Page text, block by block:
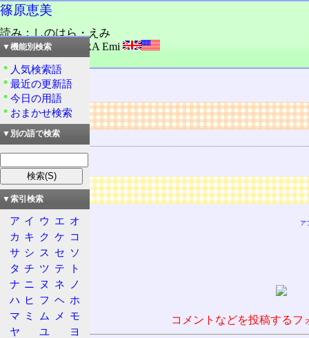
篠原恵美
読み：しのはら・えみ
外語：SHINOHARA Emi
品詞：人名
日本の女性声優
リンク
用語の所属
声優
広告
ア
コメントなどを投稿する
▼機能別検索
人気検索語
最近の更新語
今日の用語
おまかせ検索
▼別の語で検索
▼索引検索
ア イ ウ エ オ
カ キ ク ケ コ
サ シ ス セ ソ
タ チ ツ テ
ト
ナ ニ ヌ ネ
ノ
ハ ヒ フ ヘ ホ
マ ミ ム メ
モ
ヤ
ユ
ヨ